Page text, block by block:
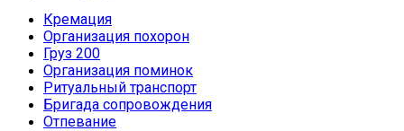
Кремация
Организация похорон
Груз 200
Организация поминок
Ритуальный транспорт
Бригада сопровождения
Отпевание